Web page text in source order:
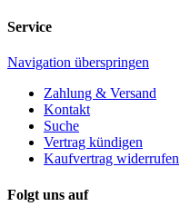
Service
Navigation überspringen
Zahlung & Versand
Kontakt
Suche
Vertrag kündigen
Kaufvertrag widerrufen
Folgt uns auf